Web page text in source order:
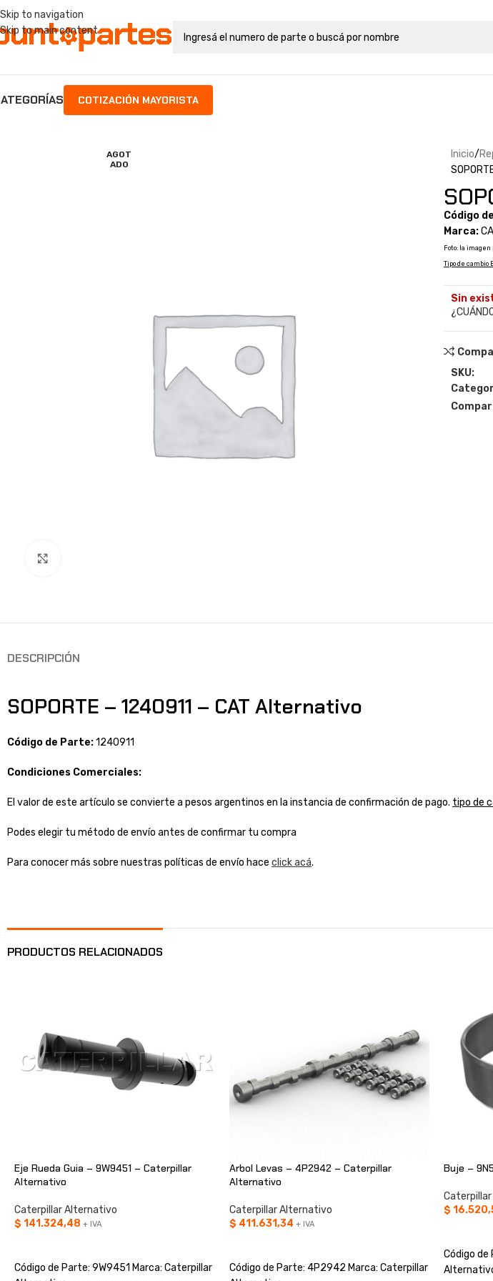
Skip to navigation
Skip to main content
COTIZACIÓN MAYORISTA
AGOT
ADO
Inicio
Código
Marca:
Foto: la
Tipo de cambio
Sin
SKU:
DESCRIPCIÓN
SOPORTE – 1240911 – CAT Alternativo
Código de Parte:1240911
Condiciones Comerciales:
El valor de este artículo se convierte a pesos argentinos en la instancia de confirmación de pago. tipo de
Podes elegir tu método de envío antes de confirmar tu compra
Para conocer más sobre nuestras políticas de envío hace click acá.
PRODUCTOS RELACIONADOS
Eje Rueda Guia – 9W9451 – Caterpillar
Alternativo
Caterpillar Alternativo
$ 141.324,48 + IVA
Código de Parte: 9W9451 Marca: Caterpillar
Arbol Levas – 4P2942 – Caterpillar
Alternativo
Caterpillar Alternativo
$ 411.631,34 + IVA
Código de Parte: 4P2942 Marca: Caterpillar
Buje –
$
Código